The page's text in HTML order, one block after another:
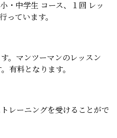
・中学生 コース、１回 レッ
っています。
。マンツーマンのレッスン
有料となります。
レーニングを受けることがで